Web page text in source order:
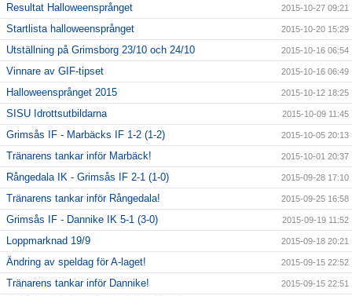
Resultat Halloweensprånget 2015-10-27 09:21
Startlista halloweensprånget 2015-10-20 15:29
Utställning på Grimsborg 23/10 och 24/10 2015-10-16 06:54
Vinnare av GIF-tipset 2015-10-16 06:49
Halloweensprånget 2015 2015-10-12 18:25
SISU Idrottsutbildarna 2015-10-09 11:45
Grimsås IF - Marbäcks IF 1-2 (1-2) 2015-10-05 20:13
Tränarens tankar inför Marbäck! 2015-10-01 20:37
Rångedala IK - Grimsås IF 2-1 (1-0) 2015-09-28 17:10
Tränarens tankar inför Rångedala! 2015-09-25 16:58
Grimsås IF - Dannike IK 5-1 (3-0) 2015-09-19 11:52
Loppmarknad 19/9 2015-09-18 20:21
Ändring av speldag för A-laget! 2015-09-15 22:52
Tränarens tankar inför Dannike! 2015-09-15 22:51